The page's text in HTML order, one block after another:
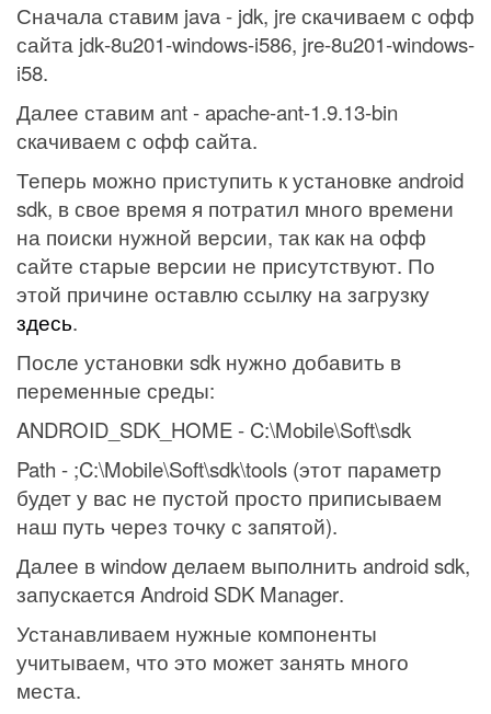
Сначала ставим java- jdk, jreскачиваем с офф
сайта jdk-8u201-windows-i586, jre-8u201-windows-
i58.
Далее ставим ant-apache-ant-1.9.13-bin
скачиваем с офф сайта.
Теперь можно приступить к установке android
sdk, в свое время я потратил много времени
на поиски нужной версии, так как на офф
сайте старые версии не присутствуют. По
этой причине оставлю ссылку на загрузку
здесь.
После установки sdk нужно добавить в
переменные среды:
ANDROID_SDK_HOME - C:\Mobile\Soft\sdk
Path - ;C:\Mobile\Soft\sdk\tools (этот параметр
будет у вас не пустой просто приписываем
наш путь через точку с запятой).
Далее вwindowделаем выполнить androidsdk,
запускается Android SDK Manager.
Устанавливаем нужные компоненты
учитываем, что это может занять много
места.